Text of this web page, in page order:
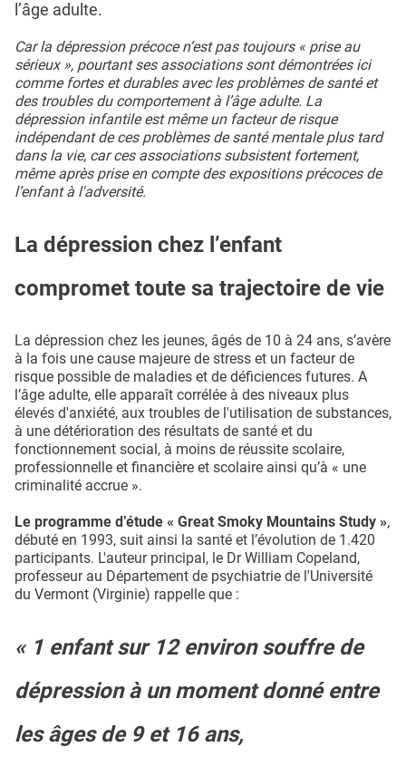
l’âge adulte.
Car la dépression précoce n’est pas toujours « prise au
sérieux », pourtant ses associations sont démontrées ici
comme fortes et durables avec les problèmes de santé et
des troubles du comportement à l’âge adulte. La
dépression infantile est même un facteur de risque
indépendant de ces problèmes de santé mentale plus tard
dans la vie, car ces associations subsistent fortement,
même après prise en compte des expositions précoces de
l’enfant à l'adversité.
La dépression chez l’enfant
compromet toute sa trajectoire de vie
La dépression chez les jeunes, âgés de 10 à 24 ans, s’avère
à la fois une cause majeure de stress et un facteur de
risque possible de maladies et de déficiences futures. A
l’âge adulte, elle apparaît corrélée à des niveaux plus
élevés d'anxiété, aux troubles de l'utilisation de substances,
à une détérioration des résultats de santé et du
fonctionnement social, à moins de réussite scolaire,
professionnelle et financière et scolaire ainsi qu’à « une
criminalité accrue ».
Le programme d’étude « Great Smoky Mountains Study »,
débuté en 1993, suit ainsi la santé et l’évolution de 1.420
participants. L'auteur principal, le Dr William Copeland,
professeur au Département de psychiatrie de l'Université
du Vermont (Virginie) rappelle que :
« 1 enfant sur 12 environ souffre de
dépression à un moment donné entre
les âges de 9 et 16 ans,